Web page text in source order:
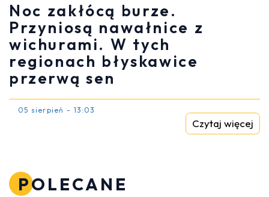
Noc zakłócą burze.
Przyniosą nawałnice z
wichurami. W tych
regionach błyskawice
przerwą sen
05 sierpień - 13:03
Czytaj więcej
POLECANE